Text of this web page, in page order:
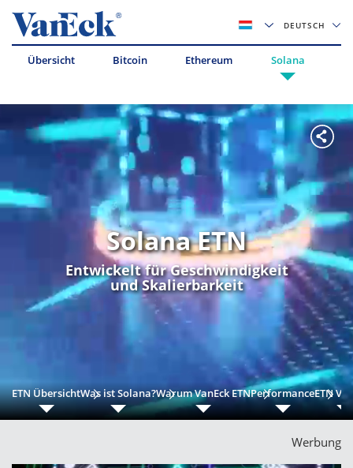
DEUTSCH
Übersicht Bitcoin Ethereum Solana
Solana ETN
Entwickelt für Geschwindigkeit
und Skalierbarkeit
ETN ÜbersichtWas ist Solana?Warum VanEck ETNPerformanceETN
Werbung